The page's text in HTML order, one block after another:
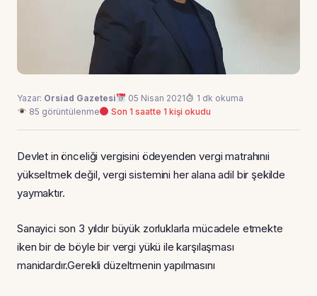
Yazar: Orsiad Gazetesi 05 Nisan 2021
1 dk okuma
85 görüntülenme
Son 1 saatte 1 kişi okudu
Devlet in önceliği vergisini ödeyenden vergi matrahınıi
yükseltmek değil, vergi sistemini her alana adil bir şekilde
yaymaktır.
Sanayici son 3 yıldır büyük zorluklarla mücadele etmekte
iken bir de böyle bir vergi yükü ile karşılaşması
manidardır.Gerekli düzeltmenin yapılmasını